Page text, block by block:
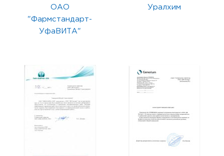
ОАО
"Фармстандарт-
УфаВИТА"
Уралхим